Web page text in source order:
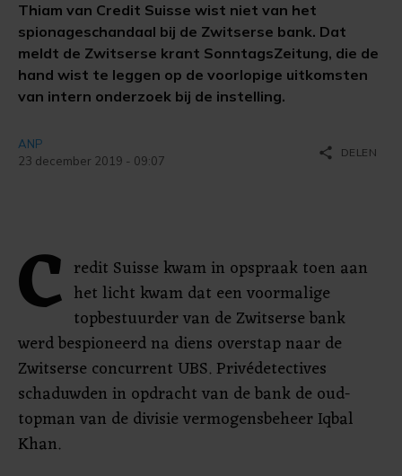
Thiam van Credit Suisse wist niet van het
spionageschandaal bij de Zwitserse bank. Dat
meldt de Zwitserse krant SonntagsZeitung, die de
hand wist te leggen op de voorlopige uitkomsten
van intern onderzoek bij de instelling.
ANP
23 december 2019 - 09:07
share DELEN
C redit Suisse kwam in opspraak toen aan
het licht kwam dat een voormalige
topbestuurder van de Zwitserse bank
werd bespioneerd na diens overstap naar de
Zwitserse concurrent UBS. Privédetectives
schaduwden in opdracht van de bank de oud-
topman van de divisie vermogensbeheer Iqbal
Khan.